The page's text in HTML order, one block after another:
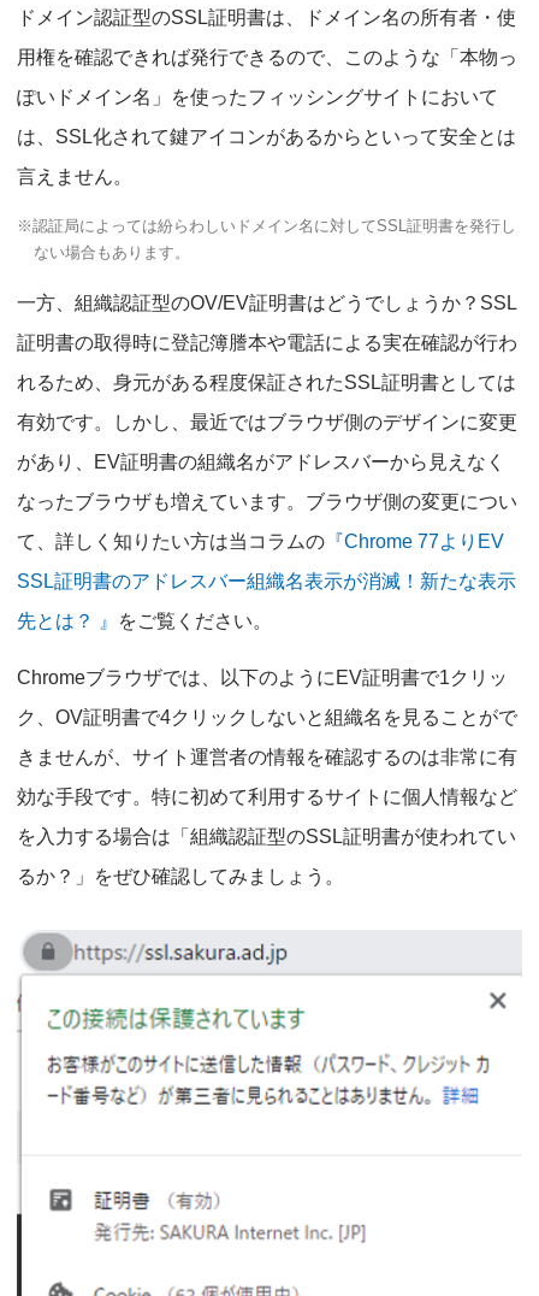
ドメイン認証型のSSL証明書は、ドメイン名の所有者・使
用権を確認できれば発行できるので、このような「本物っ
ぽいドメイン名」を使ったフィッシングサイトにおいて
は、SSL化されて鍵アイコンがあるからといって安全とは
言えません。
※認証局によっては紛らわしいドメイン名に対してSSL証明書を発行し
ない場合もあります。
一方、組織認証型のOV/EV証明書はどうでしょうか？SSL
証明書の取得時に登記簿謄本や電話による実在確認が行わ
れるため、身元がある程度保証されたSSL証明書としては
有効です。しかし、最近ではブラウザ側のデザインに変更
があり、EV証明書の組織名がアドレスバーから見えなく
なったブラウザも増えています。ブラウザ側の変更につい
て、詳しく知りたい方は当コラムの 『Chrome 77よりEV
SSL証明書のアドレスバー組織名表示が消滅！新たな表示
先とは？ 』
をご覧ください。
Chromeブラウザでは、以下のようにEV証明書で1クリッ
ク、OV証明書で4クリックしないと組織名を見ることがで
きませんが、サイト運営者の情報を確認するのは非常に有
効な手段です。特に初めて利用するサイトに個人情報など
を入力する場合は「組織認証型のSSL証明書が使われてい
るか？」をぜひ確認してみましょう。